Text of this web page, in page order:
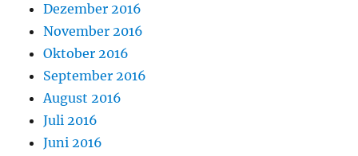
Dezember 2016
November 2016
Oktober 2016
September 2016
August 2016
Juli 2016
Juni 2016